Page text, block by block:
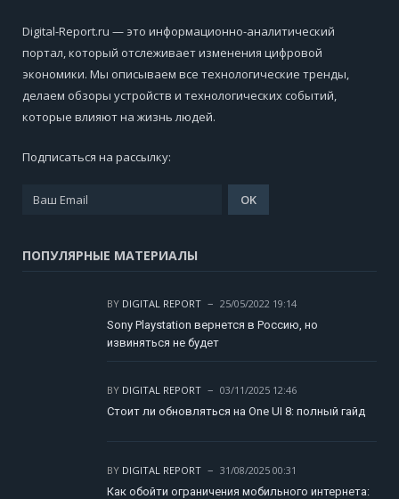
Digital-Report.ru — это информационно-аналитический
портал, который отслеживает изменения цифровой
экономики. Мы описываем все технологические тренды,
делаем обзоры устройств и технологических событий,
которые влияют на жизнь людей.
Подписаться на рассылку:
ПОПУЛЯРНЫЕ МАТЕРИАЛЫ
BY DIGITAL REPORT
25/05/2022 19:14
Sony Playstation вернется в Россию, но
извиняться не будет
BY DIGITAL REPORT
03/11/2025 12:46
Стоит ли обновляться на One UI 8: полный гайд
BY DIGITAL REPORT
31/08/2025 00:31
Как обойти ограничения мобильного интернета: